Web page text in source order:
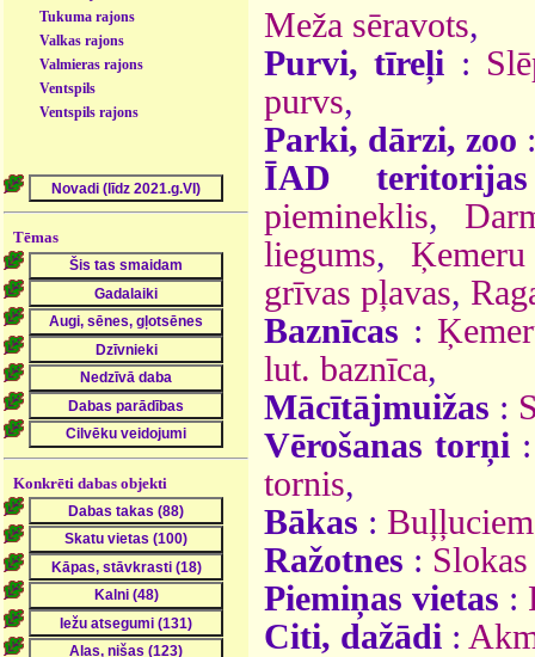
Tukuma rajons
Valkas rajons
Valmieras rajons
Ventspils
Ventspils rajons
Tēmas
Konkrēti dabas objekti
Meža sēravots,
Purvi, tīreļi :
purvs,
Parki, dārzi, zoo
ĪAD teritorijas
piemineklis,
liegums,
grīvas pļavas,
Baznīcas :
lut. baznīca,
Mācītājmuižas :
Vērošanas torņi
tornis,
Bākas :
Ražotnes :
Piemiņas vietas :
Citi, dažādi :